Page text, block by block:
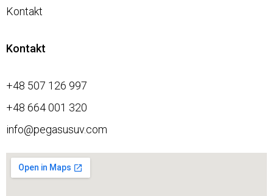
Kontakt
Kontakt
+48 507 126 997
+48 664 001 320
info@pegasusuv.com